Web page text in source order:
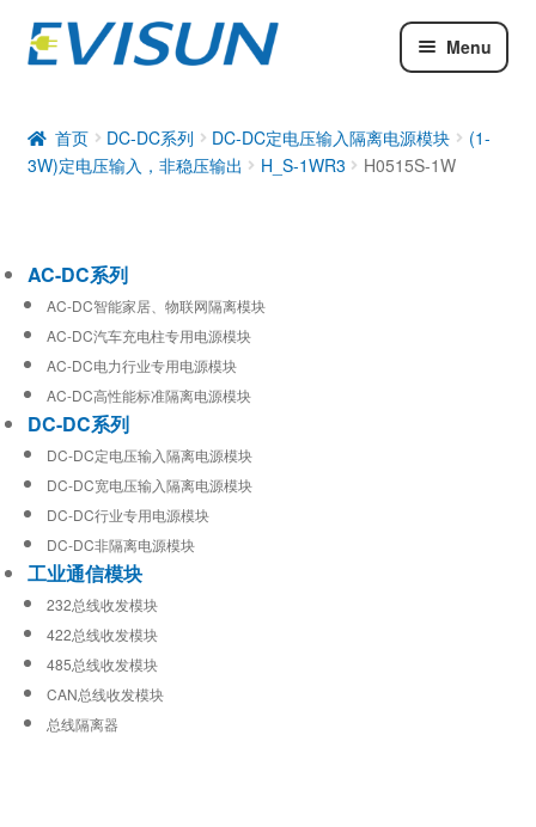
Menu
DC-DC系列
工业通信模块
首页 DC-DC系列 DC-DC定电压输入隔离电源模块
(1-
3W)定电压输入，非稳压输出
H_S-1WR3 H0515S-1W
AC-DC系列
AC-DC智能家居、物联网隔离模块
AC-DC汽车充电柱专用电源模块
AC-DC电力行业专用电源模块
AC-DC高性能标准隔离电源模块
DC-DC系列
DC-DC定电压输入隔离电源模块
DC-DC宽电压输入隔离电源模块
DC-DC行业专用电源模块
DC-DC非隔离电源模块
工业通信模块
232总线收发模块
422总线收发模块
485总线收发模块
CAN总线收发模块
总线隔离器